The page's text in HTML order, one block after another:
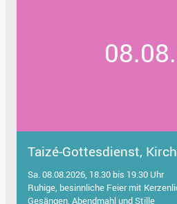
Taizé-Gottesdienst,
Sa. 08.08.2026, 18.30 bis 19.30 Uhr
Ruhige, besinnliche Feier mit
Gesängen, Abendmahl und Stille